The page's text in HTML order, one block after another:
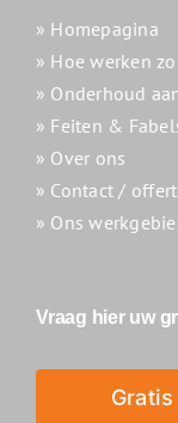
» Homepagina
» Hoe werken
» Onderhoud
» Feiten &
» Over ons
» Contact /
» Ons
Vraag hier uw